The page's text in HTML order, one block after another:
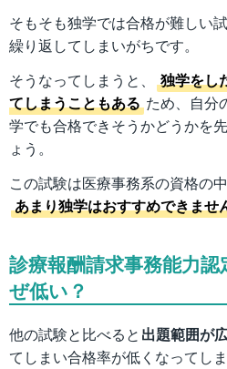
そもそも独学では合格が難しい
繰り返してしまいがちです。
そうなってしまうと、
独学をし
てしまうこともある ため、自分
学でも合格できそうかどうかを
ょう。
この試験は医療事務系の資格の
あまり独学はおすすめできませ
診療報酬請求事務能力
ぜ低い？
他の試験と比べると 出題範囲が
てしまい合格率が低くなってしま